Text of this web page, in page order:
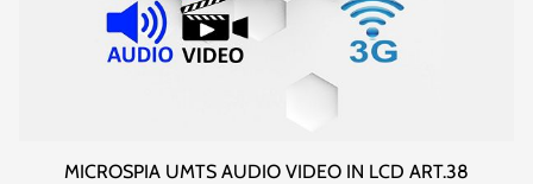
MICROSPIA UMTS AUDIO VIDEO IN LCD ART.38